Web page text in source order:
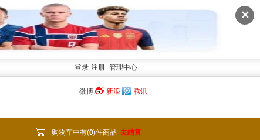
✕
登录 注册 管理中心
微博: 新浪 腾讯
购物车中有(0)件商品 去结算